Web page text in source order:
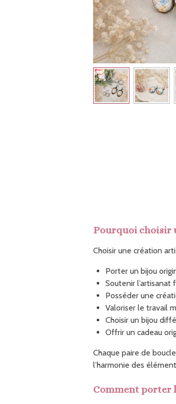
Pourquoi choisir
Choisir une création
Porter un bijou
Soutenir l’artisanat
Posséder une
Valoriser le travail
Choisir un bijou
Offrir un cadeau
Chaque paire de
l’harmonie des
Comment porter